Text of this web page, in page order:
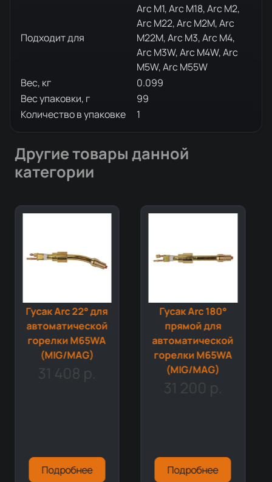
Подходит для
Arc M1, Arc M18, Arc M2,
Arc M22, Arc M2M, Arc
M22M, Arc M3, Arc M4,
Arc M3W, Arc M4W, Arc
M5W, Arc M55W
Вес, кг
0.099
Вес упаковки, г
99
Количество в упаковке
1
Другие товары данной
категории
Гусак Arc 22° для
автоматической
горелки M65WA
(MIG/MAG)
31 408 р.
Подробнее
Гусак Arc 180°
прямой для
автоматической
горелки M65WA
(MIG/MAG)
31 200 р.
Подробнее